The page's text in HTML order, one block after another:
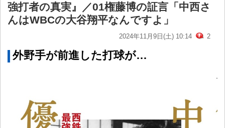
強打者の真実』／01権藤博の証言「中西さ
んはWBCの大谷翔平なんですよ」
2024年11月9日(土) 10:14 2
外野手が前進した打球が…